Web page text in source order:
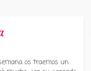
os traemos un